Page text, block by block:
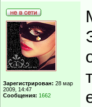
Зарегистрирован: 28 мар
2009, 14:47
Сообщения: 1662